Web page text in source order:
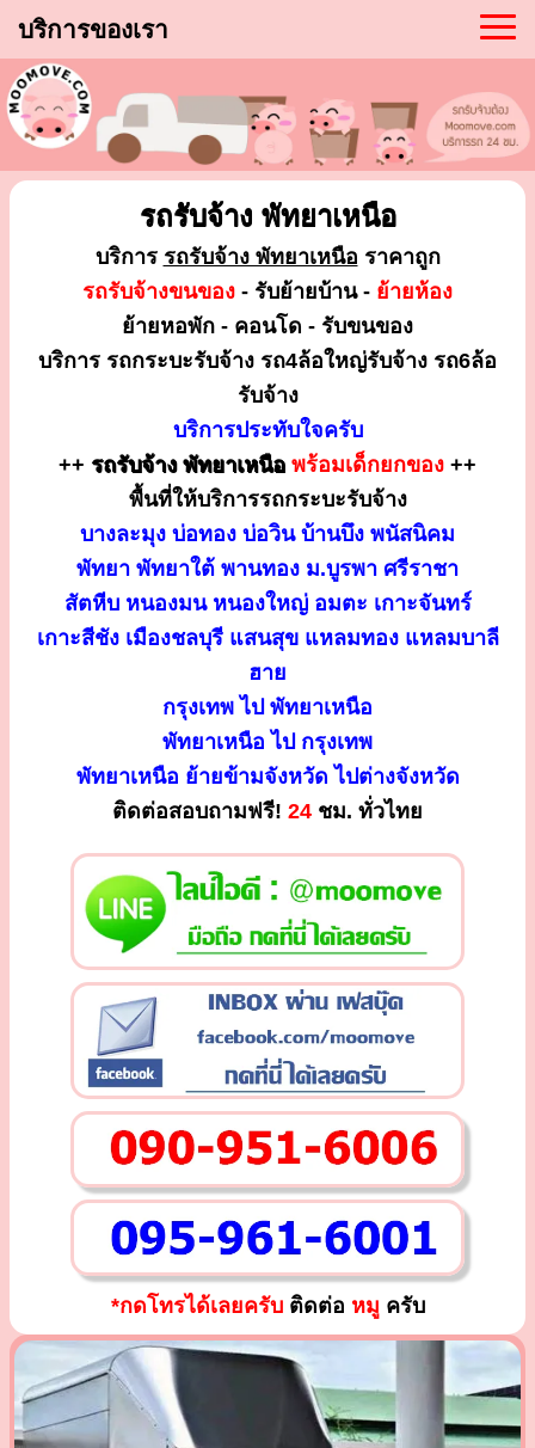
บริการของเรา
รถรับจ้าง พัทยาเหนือ
บริการ รถรับจ้าง พัทยาเหนือ ราคาถูก
รถรับจ้างขนของ - รับย้ายบ้าน - ย้ายห้อง
ย้ายหอพัก - คอนโด - รับขนของ
บริการ รถกระบะรับจ้าง รถ4ล้อใหญ่รับจ้าง รถ6ล้อ
รับจ้าง
บริการประทับใจครับ
++ รถรับจ้าง พัทยาเหนือ พร้อมเด็กยกของ ++
พื้นที่ให้บริการรถกระบะรับจ้าง
บางละมุง บ่อทอง บ่อวิน บ้านบึง พนัสนิคม
พัทยา พัทยาใต้ พานทอง ม.บูรพา ศรีราชา
สัตหีบ หนองมน หนองใหญ่ อมตะ เกาะจันทร์
เกาะสีชัง เมืองชลบุรี แสนสุข แหลมทอง แหลมบาลี
ฮาย
กรุงเทพ ไป พัทยาเหนือ
พัทยาเหนือ ไป กรุงเทพ
พัทยาเหนือ ย้ายข้ามจังหวัด ไปต่างจังหวัด
ติดต่อสอบถามฟรี! 24 ชม. ทั่วไทย
*กดโทรได้เลยครับติดต่อ หมู ครับ